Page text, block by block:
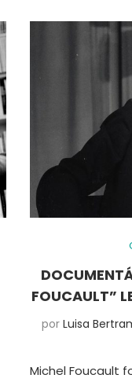
FOUCAULT”
porLuisa
Michel Foucault